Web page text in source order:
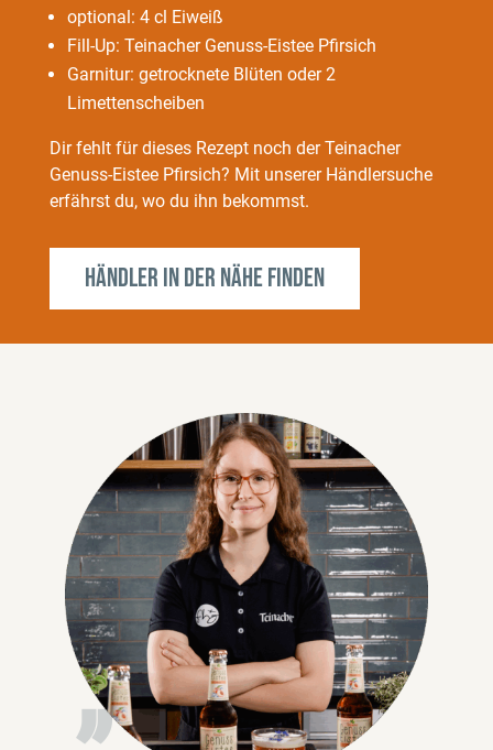
optional: 4 cl Eiweiß
Fill-Up: Teinacher Genuss-Eistee Pfirsich
Garnitur: getrocknete Blüten oder 2
Limettenscheiben
Dir fehlt für dieses Rezept noch der Teinacher
Genuss-Eistee Pfirsich? Mit unserer Händlersuche
erfährst du, wo du ihn bekommst.
Händler in der Nähe finden
„